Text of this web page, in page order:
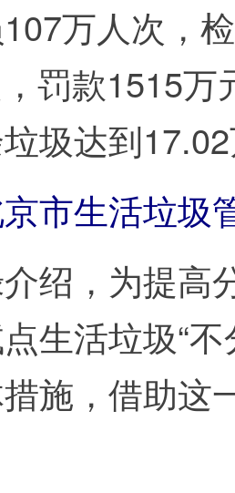
万人次，
罚款1515
圾达到
生活垃圾
，为提高
生活垃圾“
施，借助这